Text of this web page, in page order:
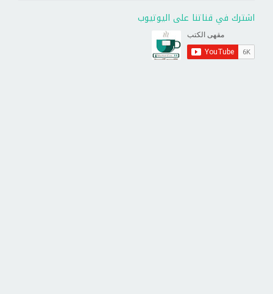
اشترك في قناتنا على اليوتيوب